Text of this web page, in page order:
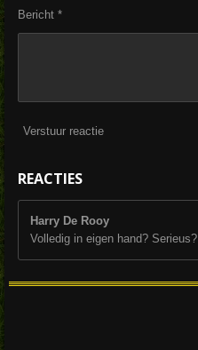
Bericht *
Verstuur reactie
REACTIES
Harry De Rooy
Volledig in eigen hand? Serieus?